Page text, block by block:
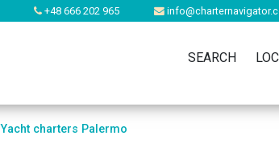
+48 666 202 965
SEARCH
Yacht charters Palermo